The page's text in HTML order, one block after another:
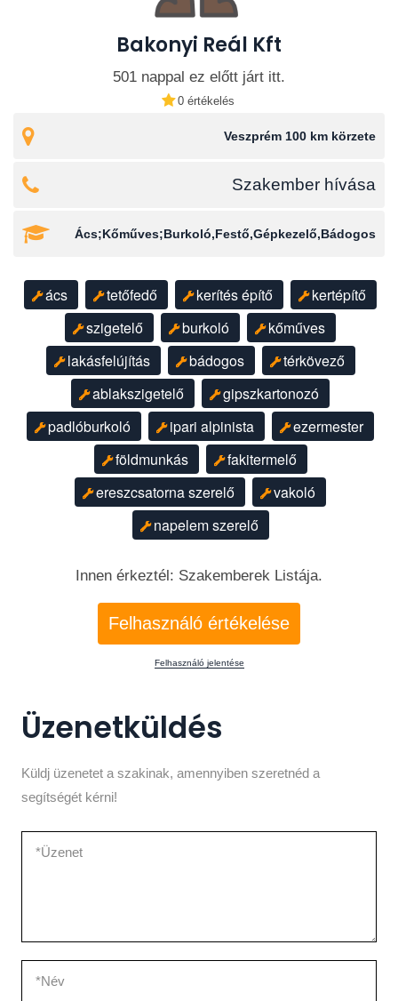
Bakonyi Reál Kft
501 nappal ez előtt járt itt.
0 értékelés
Veszprém 100 km körzete
Szakember hívása
Ács;Kőműves;Burkoló,Festő,Gépkezelő,Bádogos
ács tetőfedő kerítés építő
kertépítő
szigetelő
burkoló
kőműves
lakásfelújítás
bádogos
térkövező
ablakszigetelő
gipszkartonozó
padlóburkoló
ipari alpinista
ezermester
földmunkás
fakitermelő
ereszcsatorna szerelő
vakoló
napelem szerelő
Innen érkeztél: Szakemberek Listája.
Felhasználó értékelése
Felhasználó jelentése
Üzenetküldés
Küldj üzenetet a szakinak, amennyiben szeretnéd a
segítségét kérni!